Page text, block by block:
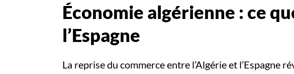
Économie algérienne : ce
l’Espagne
La reprise du commerce entre l’Algérie et l’Espagne